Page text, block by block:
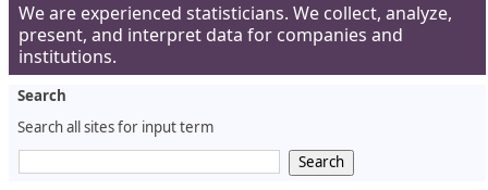
We are experienced statisticians. We collect, analyze,
present, and interpret data for companies and
institutions.
Search
Search all sites for input term